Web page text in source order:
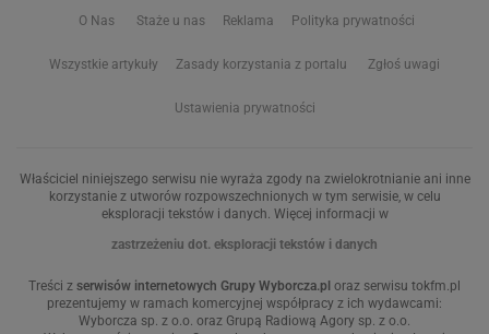
O Nas Staże u nas Reklama Polityka prywatności
Wszystkie artykuły Zasady korzystania z portalu Zgłoś uwagi
Ustawienia prywatności
Właściciel niniejszego serwisu nie wyraża zgody na zwielokrotnianie ani inne
korzystanie z utworów rozpowszechnionych w tym serwisie, w celu
eksploracji tekstów i danych. Więcej informacji w
zastrzeżeniu dot. eksploracji tekstów i danych
Treści z serwisów internetowych Grupy Wyborcza.pl oraz serwisu tokfm.pl
prezentujemy w ramach komercyjnej współpracy z ich wydawcami:
Wyborcza sp. z o.o. oraz Grupą Radiową Agory sp. z o.o.